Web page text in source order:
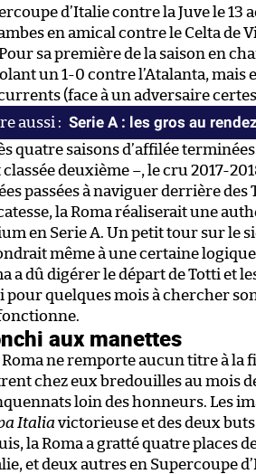
d’Italie contre la Juve le
en amical contre le Celta de
sa première de la saison en
un 1-0 contre l’Atalanta, mais
(face à un adversaire
Serie A : les gros au
quatre saisons d’affilée
classée deuxième –, le cru 2017-
passées à naviguer derrière
la Roma réaliserait une
en Serie A. Un petit tour sur le
même à une certaine
a dû digérer le départ de Totti et
pour quelques mois à chercher
aux manettes
Roma ne remporte aucun titre à la
chez eux bredouilles au mois
loin des honneurs. Les
Italia victorieuse et des deux
la Roma a gratté quatre places
et deux autres en Supercoupe